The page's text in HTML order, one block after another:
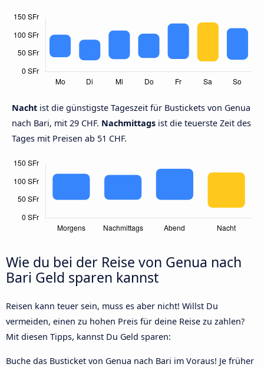
Nacht ist die günstigste Tageszeit für Bustickets von Genua
nach Bari, mit 29 CHF. Nachmittags ist die teuerste Zeit des
Tages mit Preisen ab 51 CHF.
Wie du bei der Reise von Genua nach
Bari Geld sparen kannst
Reisen kann teuer sein, muss es aber nicht! Willst Du
vermeiden, einen zu hohen Preis für deine Reise zu zahlen?
Mit diesen Tipps, kannst Du Geld sparen:
Buche das Busticket von Genua nach Bari im Voraus! Je früher